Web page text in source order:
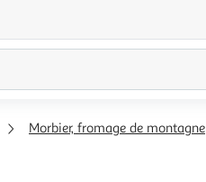
Morbier, fromage de montagne